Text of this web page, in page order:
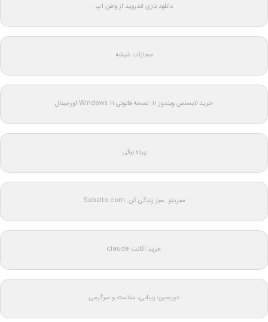
دانلود بازی اندروید از وطن اپ
مجازات شیشه
خرید لایسنس ویندوز 11: نسخه قانونی Windows 11 اورجینال
پرده برقی
سبزیتو: سبز زندگی کن: Sabzito.com
خرید اکانت claude
دورجین؛ زیبایی، سلامت و سرگرمی